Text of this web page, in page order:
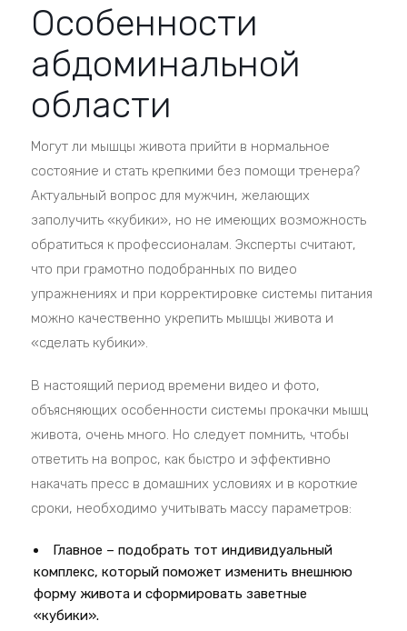
Особенности
абдоминальной
области
Могут ли мышцы живота прийти в нормальное
состояние и стать крепкими без помощи тренера?
Актуальный вопрос для мужчин, желающих
заполучить «кубики», но не имеющих возможность
обратиться к профессионалам. Эксперты считают,
что при грамотно подобранных по видео
упражнениях и при корректировке системы питания
можно качественно укрепить мышцы живота и
«сделать кубики».
В настоящий период времени видео и фото,
объясняющих особенности системы прокачки мышц
живота, очень много. Но следует помнить, чтобы
ответить на вопрос, как быстро и эффективно
накачать пресс в домашних условиях и в короткие
сроки, необходимо учитывать массу параметров:
Главное – подобрать тот индивидуальный
комплекс, который поможет изменить внешнюю
форму живота и сформировать заветные
«кубики».